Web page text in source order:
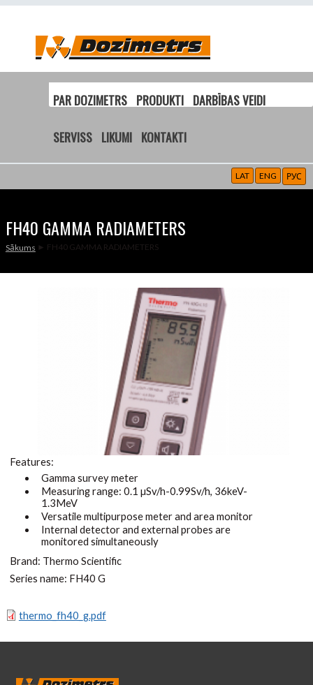
PAR DOZIMETRS PRODUKTI DARBĪBAS VEIDI
SERVISS LIKUMI KONTAKTI
LAT ENG РУС
FH40 GAMMA RADIAMETERS
Sākums ► FH40 GAMMA RADIAMETERS
Features:
Gamma survey meter
Measuring range: 0.1 µSv/h-0.99Sv/h, 36keV-
1.3MeV
Versatile multipurpose meter and area monitor
Internal detector and external probes are
monitored simultaneously
Brand: Thermo Scientific
Series name: FH40 G
thermo_fh40_g.pdf